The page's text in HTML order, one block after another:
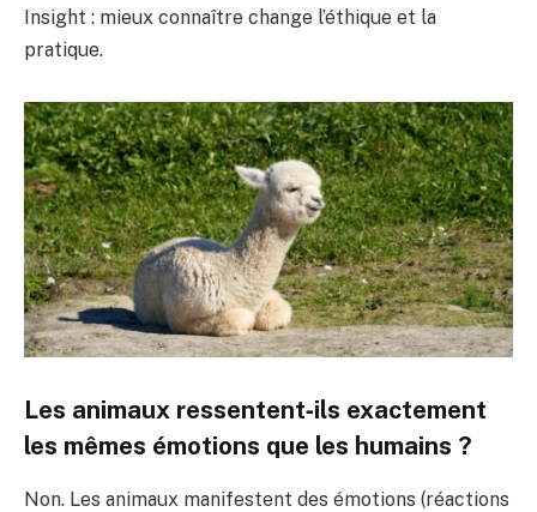
Insight : mieux connaître change l’éthique et la
pratique.
Les animaux ressentent‑ils exactement
les mêmes émotions que les humains ?
Non. Les animaux manifestent des émotions (réactions